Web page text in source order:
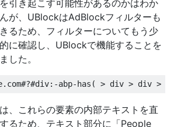
引き起こす可能性があるのか​​はわか
が、UBlockはAdBlockフィルターも
るため、フィルターについてもう少
に確認し、UBlockで機能することを
した。
、これらの要素の内部テキストを直
るため、テキスト部分に「People